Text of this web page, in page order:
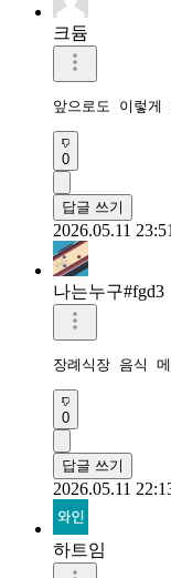
크듐
앞으로도 이렇
0
답글 쓰기
2026.05.11 23:51
나는누구#fgd3
장례식장 음식
0
답글 쓰기
2026.05.11
하트임